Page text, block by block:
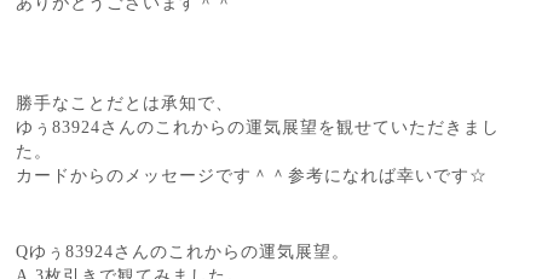
勝手なことだとは承知で、
ゆぅ83924さんのこれからの運気展望を観せていただきまし
た。
カードからのメッセージです＾＾参考になれば幸いです☆
Qゆぅ83924さんのこれからの運気展望。